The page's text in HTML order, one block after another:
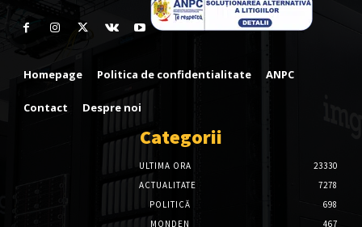
Homepage Politica de confidentialitate ANPC
Contact Despre noi
Categorii
ULTIMA ORA
23330
ACTUALITATE
7278
POLITICĂ
698
MONDEN
467